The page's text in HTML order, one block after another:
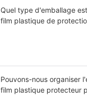
Quel type d'emballage
film plastique de
Pouvons-nous organiser
film plastique protecteur